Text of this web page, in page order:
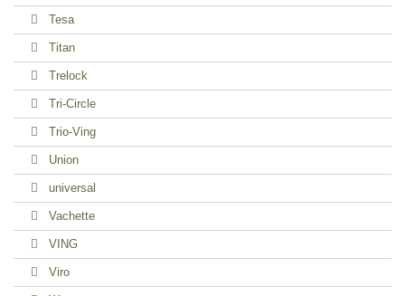
Tesa
Titan
Trelock
Tri-Circle
Trio-Ving
Union
universal
Vachette
VING
Viro